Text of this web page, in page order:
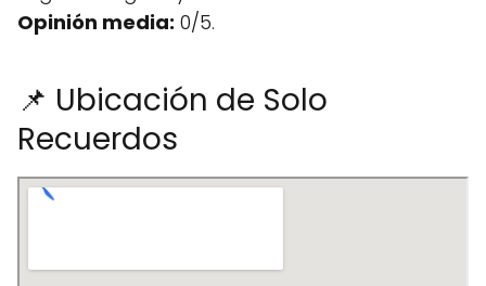
Opinión media: 0/5.
📌 Ubicación de Solo
Recuerdos